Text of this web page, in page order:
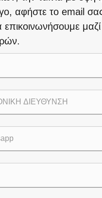
αφήστε το email
επικοινωνήσουμε